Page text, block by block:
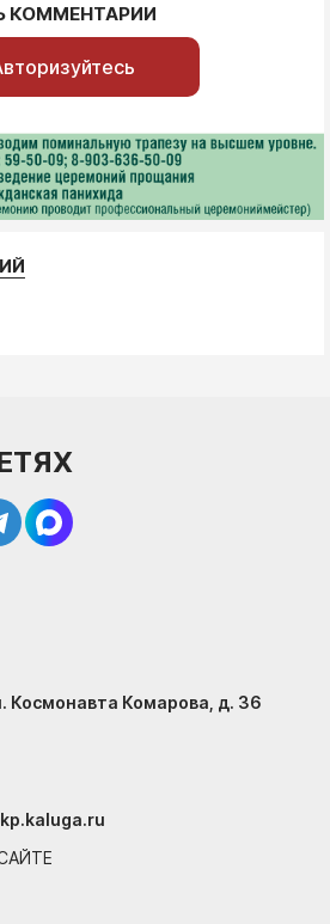
КОММЕНТАРИИ
Космонавта Комарова, д. 36